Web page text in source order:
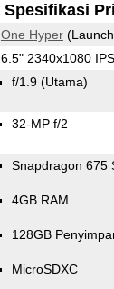
Spesifikasi
One Hyper
6.5" 2340x1080
f/1.9 (Utama)
32-MP f/2
Snapdragon 675
4GB RAM
128GB
MicroSDXC